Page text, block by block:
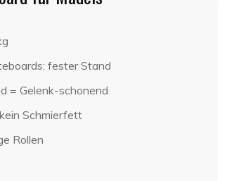
fester Stand
= Gelenk-schonend
Schmierfett
Rollen